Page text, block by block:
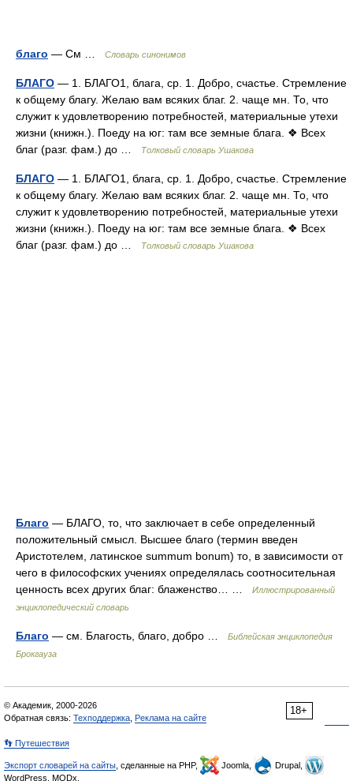
благо — См … Словарь синонимов
БЛАГО — 1. БЛАГО1, блага, ср. 1. Добро, счастье. Стремление
к общему благу. Желаю вам всяких благ. 2. чаще мн. То, что
служит к удовлетворению потребностей, материальные утехи
жизни (книжн.). Поеду на юг: там все земные блага. ❖ Всех
благ (разг. фам.) до …
Толковый словарь Ушакова
БЛАГО — 1. БЛАГО1, блага, ср. 1. Добро, счастье. Стремление
к общему благу. Желаю вам всяких благ. 2. чаще мн. То, что
служит к удовлетворению потребностей, материальные утехи
жизни (книжн.). Поеду на юг: там все земные блага. ❖ Всех
благ (разг. фам.) до …
Толковый словарь Ушакова
Благо — БЛАГО, то, что заключает в себе определенный
положительный смысл. Высшее благо (термин введен
Аристотелем, латинское summum bonum) то, в зависимости от
чего в философских учениях определялась соотносительная
ценность всех других благ: блаженство… …
Иллюстрированный
энциклопедический словарь
Благо — см. Благость, благо, добро …
Библейская энциклопедия
Брокгауза
18+
© Академик, 2000-2026
Обратная связь: Техподдержка Реклама на сайте
👣 Путешествия
Экспорт словарей на сайты , сделанные на PHP, Joomla,
Drupal,
WordPress, MODx.